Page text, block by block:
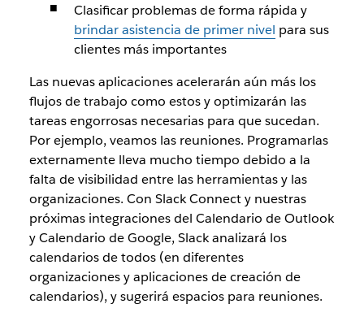
Clasificar problemas de forma rápida y
brindar asistencia de primer nivel para sus
clientes más importantes
Las nuevas aplicaciones acelerarán aún más los
flujos de trabajo como estos y optimizarán las
tareas engorrosas necesarias para que sucedan.
Por ejemplo, veamos las reuniones. Programarlas
externamente lleva mucho tiempo debido a la
falta de visibilidad entre las herramientas y las
organizaciones. Con Slack Connect y nuestras
próximas integraciones del Calendario de Outlook
y Calendario de Google, Slack analizará los
calendarios de todos (en diferentes
organizaciones y aplicaciones de creación de
calendarios), y sugerirá espacios para reuniones.